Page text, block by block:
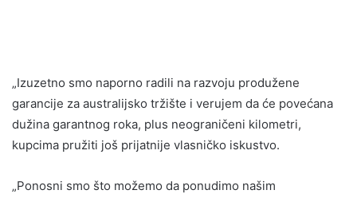
„Izuzetno smo naporno radili na razvoju produžene
garancije za australijsko tržište i verujem da će povećana
dužina garantnog roka, plus neograničeni kilometri,
kupcima pružiti još prijatnije vlasničko iskustvo.
„Ponosni smo što možemo da ponudimo našim